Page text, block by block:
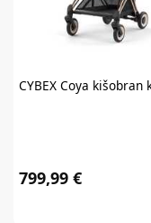
CYBEXCoya kišobran
799,99 €